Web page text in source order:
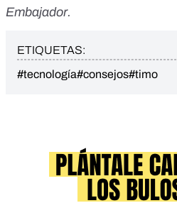
Embajador.
ETIQUETAS:
#tecnología#consejos#timo